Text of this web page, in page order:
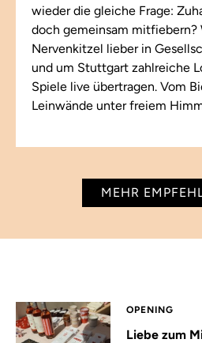
wieder die gleiche Frage:
doch gemeinsam mitfiebern?
Nervenkitzel lieber in
und um Stuttgart zahlreiche
Spiele live übertragen. Vom
Leinwände unter freiem
MEHR
OPENING
Liebe zum